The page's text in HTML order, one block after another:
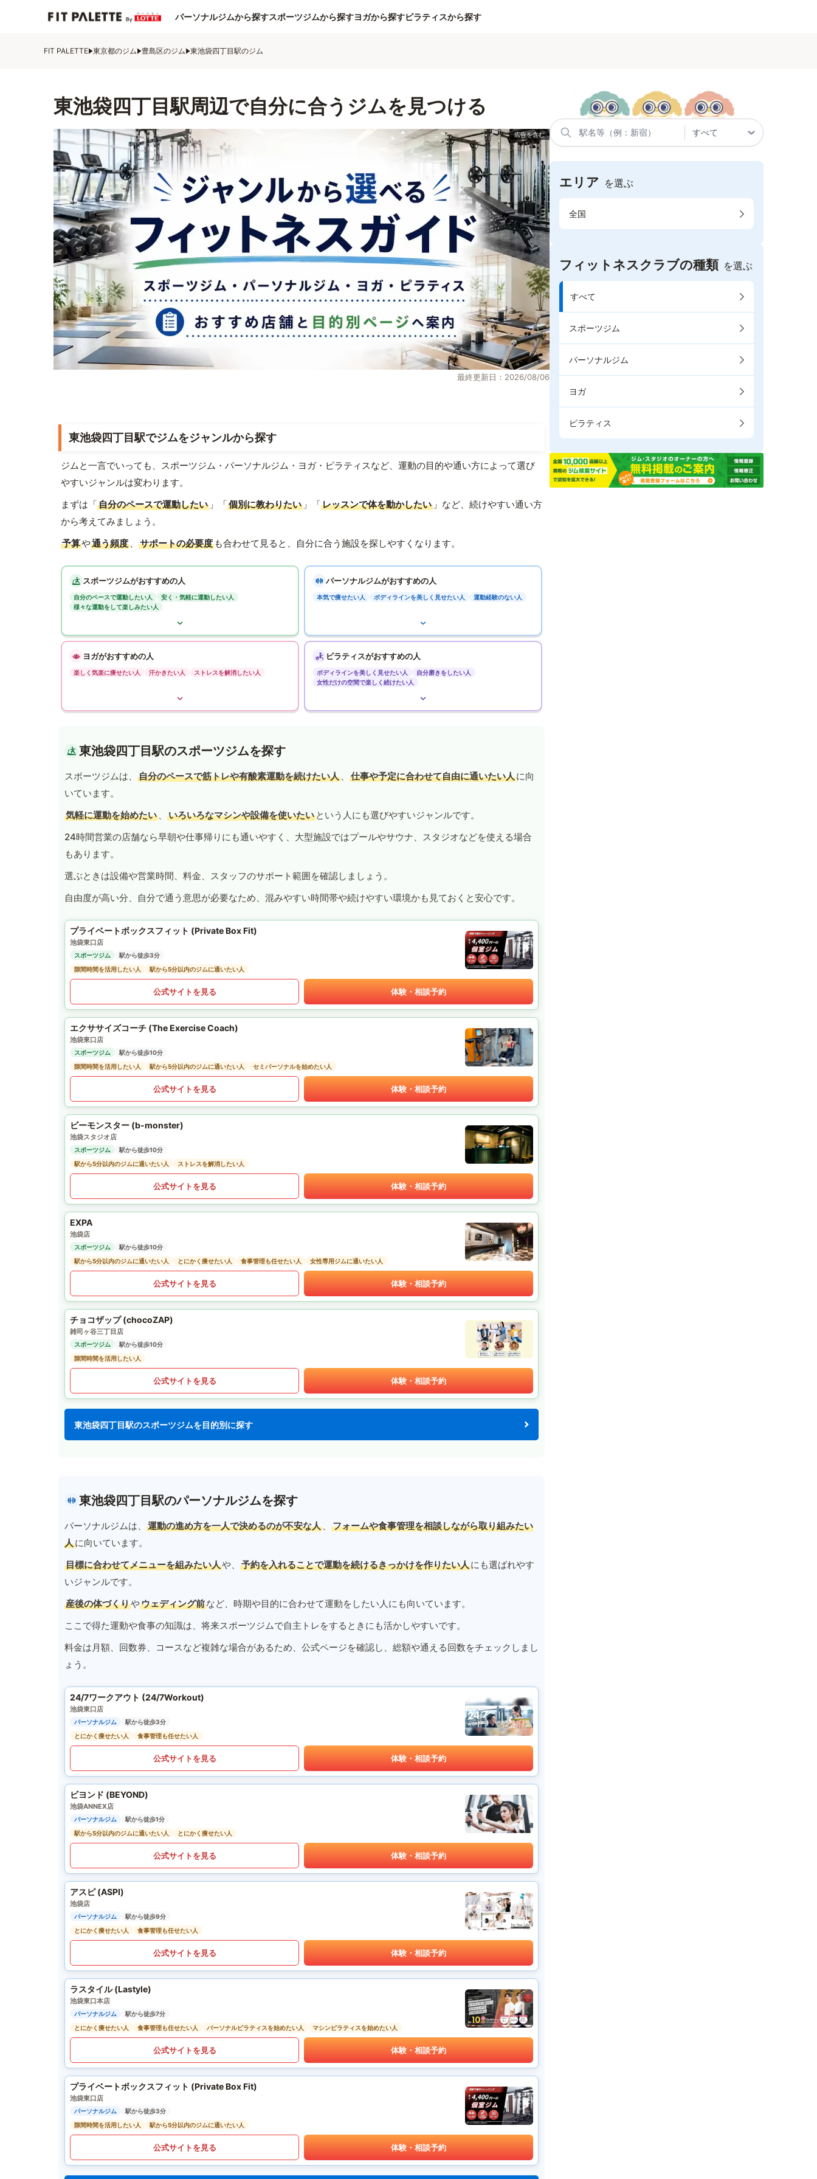
パーソナルジムから探すスポーツジムから探すヨガから探すピラティスから探す
FIT PALETTE 東京都のジム 豊島区のジム 東池袋四丁目駅のジム
東池袋四丁目駅周辺で自分に合うジムを見つける
最終更新日：2026/08/06
東池袋四丁目駅でジムをジャンルから探す
ジムと一言でいっても、スポーツジム・パーソナルジム・ヨガ・ピラティスなど、運動の目的や通い方によって選び
やすいジャンルは変わります。
まずは「自分のペースで運動したい 」「個別に教わりたい 」「レッスンで体を動かしたい 」など、続けやすい通い方
から考えてみましょう。
予算や通う頻度 、 サポートの必要度 も合わせて見ると、自分に合う施設を探しやすくなります。
スポーツジムがおすすめの人
自分のペースで運動したい人
安く・気軽に運動したい人
様々な運動をして楽しみたい人
パーソナルジムがおすすめの人
本気で痩せたい人 ボディラインを美しく見せたい人 運動経験のない人
ヨガがおすすめの人
楽しく気楽に痩せたい人 汗かきたい人 ストレスを解消したい人
ピラティスがおすすめの人
ボディラインを美しく見せたい人
自分磨きをしたい人
女性だけの空間で楽しく続けたい人
東池袋四丁目駅のスポーツジムを探す
スポーツジムは、 自分のペースで筋トレや有酸素運動を続けたい人 、 仕事や予定に合わせて自由に通いたい人に向
いています。
気軽に運動を始めたい 、 いろいろなマシンや設備を使いたい という人にも選びやすいジャンルです。
24時間営業の店舗なら早朝や仕事帰りにも通いやすく、大型施設ではプールやサウナ、スタジオなどを使える場合
もあります。
選ぶときは設備や営業時間、料金、スタッフのサポート範囲を確認しましょう。
自由度が高い分、自分で通う意思が必要なため、混みやすい時間帯や続けやすい環境かも見ておくと安心です。
プライベートボックスフィット (Private Box Fit)
池袋東口店
スポーツジム
駅から徒歩3分
隙間時間を活用したい人
駅から5分以内のジムに通いたい人
公式サイトを見る 体験・相談予約
エクササイズコーチ (The Exercise Coach)
池袋東口店
スポーツジム
駅から徒歩10分
隙間時間を活用したい人
駅から5分以内のジムに通いたい人 セミパーソナルを始めたい人
公式サイトを見る 体験・相談予約
ビーモンスター (b-monster)
池袋スタジオ店
スポーツジム
駅から徒歩10分
駅から5分以内のジムに通いたい人
ストレスを解消したい人
公式サイトを見る 体験・相談予約
EXPA
池袋店
スポーツジム
駅から徒歩10分
駅から5分以内のジムに通いたい人
とにかく痩せたい人 食事管理も任せたい人 女性専用ジムに通いたい人
公式サイトを見る 体験・相談予約
チョコザップ (chocoZAP)
雑司ヶ谷三丁目店
スポーツジム
駅から徒歩10分
隙間時間を活用したい人
公式サイトを見る 体験・相談予約
東池袋四丁目駅のスポーツジムを目的別に探す
東池袋四丁目駅のパーソナルジムを探す
パーソナルジムは、 運動の進め方を一人で決めるのが不安な人 、
フォームや食事管理を相談しながら取り組みたい
人に向いています。
目標に合わせてメニューを組みたい人や、 予約を入れることで運動を続けるきっかけを作りたい人にも選ばれやす
いジャンルです。
産後の体づくりやウェディング前など、時期や目的に合わせて運動をしたい人にも向いています。
ここで得た運動や食事の知識は、将来スポーツジムで自主トレをするときにも活かしやすいです。
料金は月額、回数券、コースなど複雑な場合があるため、公式ページを確認し、総額や通える回数をチェックしまし
ょう。
24/7ワークアウト (24/7Workout)
池袋東口店
パーソナルジム
駅から徒歩3分
とにかく痩せたい人
食事管理も任せたい人
公式サイトを見る 体験・相談予約
ビヨンド (BEYOND)
池袋ANNEX店
パーソナルジム
駅から徒歩1分
駅から5分以内のジムに通いたい人
とにかく痩せたい人
公式サイトを見る 体験・相談予約
アスピ (ASPI)
池袋店
パーソナルジム
駅から徒歩9分
とにかく痩せたい人
食事管理も任せたい人
公式サイトを見る 体験・相談予約
ラスタイル (Lastyle)
池袋東口本店
パーソナルジム
駅から徒歩7分
とにかく痩せたい人
食事管理も任せたい人 パーソナルピラティスを始めたい人 マシンピラティスを始めたい人
公式サイトを見る 体験・相談予約
プライベートボックスフィット (Private Box Fit)
池袋東口店
パーソナルジム
駅から徒歩3分
隙間時間を活用したい人
駅から5分以内のジムに通いたい人
公式サイトを見る 体験・相談予約
エリア を選ぶ
全国
フィットネスクラブの種類 を選ぶ
すべて
スポーツジム
パーソナルジム
ヨガ
ピラティス